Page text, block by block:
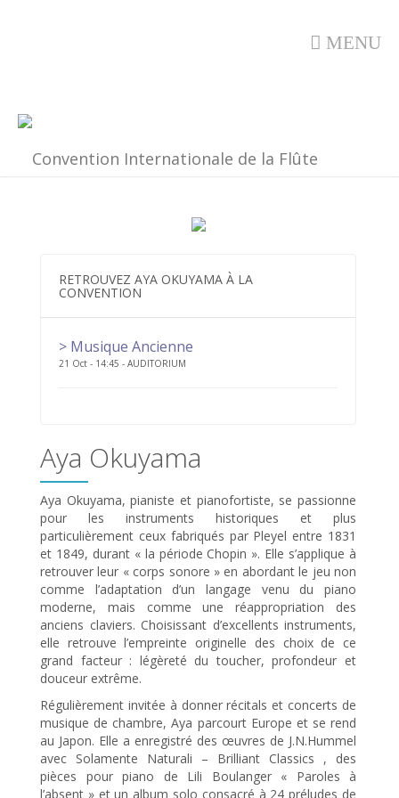
MENU
RETROUVEZ AYA OKUYAMA À LA
CONVENTION
> Musique Ancienne
21 Oct - 14:45 - AUDITORIUM
Aya Okuyama
Aya Okuyama, pianiste et pianofortiste, se passionne
pour les instruments historiques et plus
particulièrement ceux fabriqués par Pleyel entre 1831
et 1849, durant « la période Chopin ». Elle s’applique à
retrouver leur « corps sonore » en abordant le jeu non
comme l’adaptation d’un langage venu du piano
moderne, mais comme une réappropriation des
anciens claviers. Choisissant d’excellents instruments,
elle retrouve l’empreinte originelle des choix de ce
grand facteur : légèreté du toucher, profondeur et
douceur extrême.
Régulièrement invitée à donner récitals et concerts de
musique de chambre, Aya parcourt Europe et se rend
au Japon. Elle a enregistré des œuvres de J.N.Hummel
avec Solamente Naturali – Brilliant Classics , des
pièces pour piano de Lili Boulanger « Paroles à
l’absent » et un album solo consacré à 24 préludes de